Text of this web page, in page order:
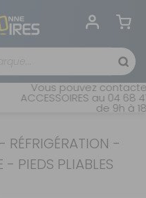
Vous pouvez contacter
ACCESSOIRES au 04
de 9h à
RÉFRIGÉRATION -
- PIEDS PLIABLES